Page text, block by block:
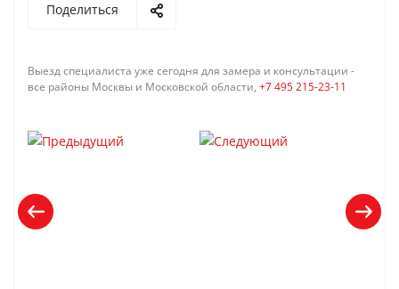
Поделиться
Выезд специалиста уже сегодня для замера и консультации -
все районы Москвы и Московской области, +7 495 215-23-11